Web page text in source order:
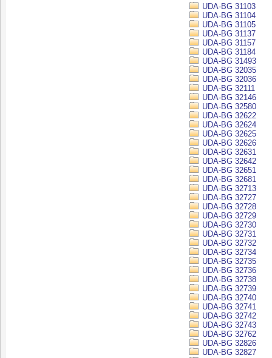
UDA-BG 31103
UDA-BG 31104
UDA-BG 31105
UDA-BG 31137
UDA-BG 31157
UDA-BG 31184
UDA-BG 31493
UDA-BG 32035
UDA-BG 32036
UDA-BG 32111
UDA-BG 32146
UDA-BG 32580
UDA-BG 32622
UDA-BG 32624
UDA-BG 32625
UDA-BG 32626
UDA-BG 32631
UDA-BG 32642
UDA-BG 32651
UDA-BG 32681
UDA-BG 32713
UDA-BG 32727
UDA-BG 32728
UDA-BG 32729
UDA-BG 32730
UDA-BG 32731
UDA-BG 32732
UDA-BG 32734
UDA-BG 32735
UDA-BG 32736
UDA-BG 32738
UDA-BG 32739
UDA-BG 32740
UDA-BG 32741
UDA-BG 32742
UDA-BG 32743
UDA-BG 32762
UDA-BG 32826
UDA-BG 32827